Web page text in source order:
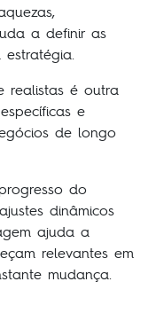
a definir as
realistas é outra
e
de longo
do
dinâmicos
ajuda a
relevantes em
mudança.